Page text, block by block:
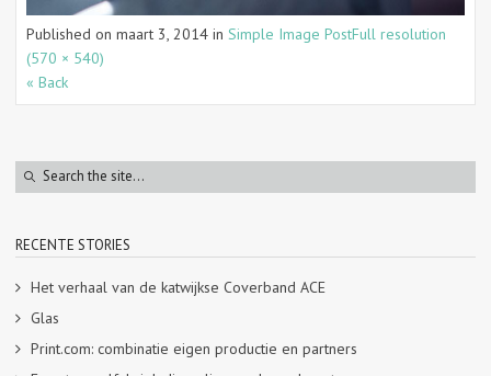
Published on maart 3, 2014 in Simple Image PostFull resolution
(570 × 540)
« Back
RECENTE STORIES
Het verhaal van de katwijkse Coverband ACE
Glas
Print.com: combinatie eigen productie en partners